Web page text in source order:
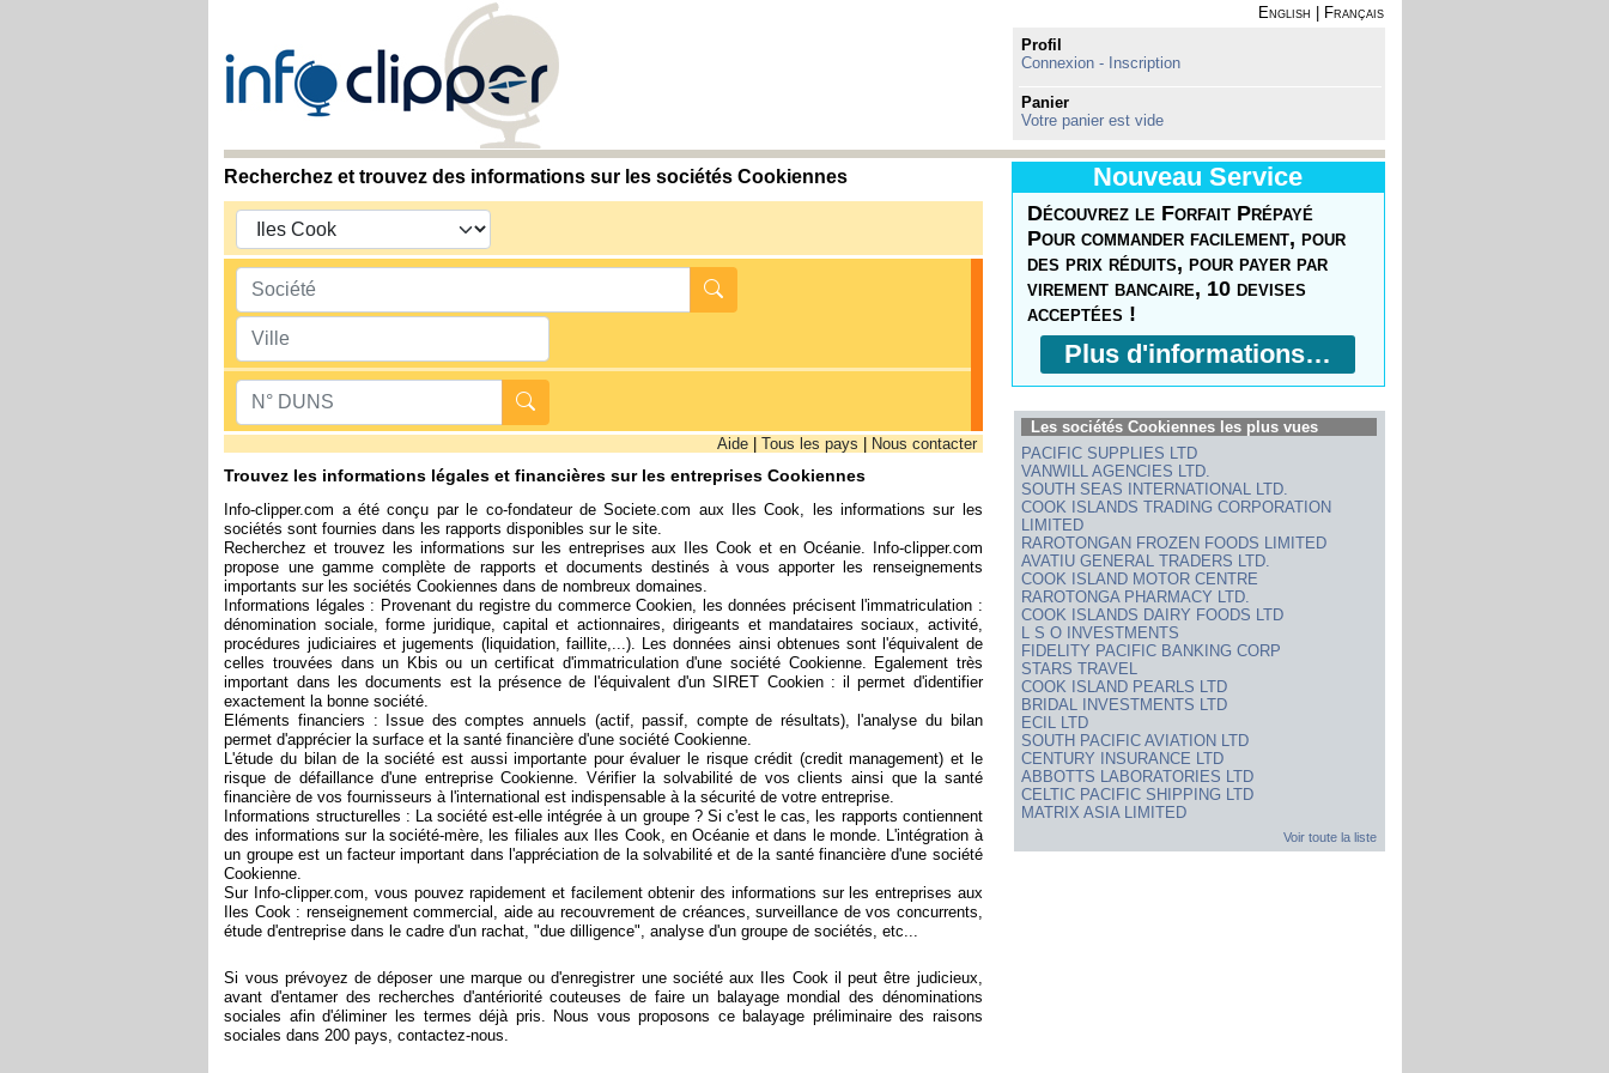
English
Français
Profil
Connexion - Inscription
Panier
Votre panier est vide
Recherchez et trouvez des informations sur les sociétés Cookiennes
Aide| Tous les pays | Nous contacter
Trouvez les informations légales et financières sur les entreprises Cookiennes
Info-clipper.com a été conçu par le co-fondateur de Societe.com aux Iles Cook, les informations sur les
sociétés sont fournies dans les rapports disponibles sur le site.
Recherchez et trouvez les informations sur les entreprises aux Iles Cook et en Océanie. Info-clipper.com
propose une gamme complète de rapports et documents destinés à vous apporter les renseignements
importants sur les sociétés Cookiennes dans de nombreux domaines.
Informations légales : Provenant du registre du commerce Cookien, les données précisent l'immatriculation :
dénomination sociale, forme juridique, capital et actionnaires, dirigeants et mandataires sociaux, activité,
procédures judiciaires et jugements (liquidation, faillite,...). Les données ainsi obtenues sont l'équivalent de
celles trouvées dans un Kbis ou un certificat d'immatriculation d'une société Cookienne. Egalement très
important dans les documents est la présence de l'équivalent d'un SIRET Cookien : il permet d'identifier
exactement la bonne société.
Eléments financiers : Issue des comptes annuels (actif, passif, compte de résultats), l'analyse du bilan
permet d'apprécier la surface et la santé financière d'une société Cookienne.
L'étude du bilan de la société est aussi importante pour évaluer le risque crédit (credit management) et le
risque de défaillance d'une entreprise Cookienne. Vérifier la solvabilité de vos clients ainsi que la santé
financière de vos fournisseurs à l'international est indispensable à la sécurité de votre entreprise.
Informations structurelles : La société est-elle intégrée à un groupe ? Si c'est le cas, les rapports contiennent
des informations sur la société-mère, les filiales aux Iles Cook, en Océanie et dans le monde. L'intégration à
un groupe est un facteur important dans l'appréciation de la solvabilité et de la santé financière d'une société
Cookienne.
Sur Info-clipper.com, vous pouvez rapidement et facilement obtenir des informations sur les entreprises aux
Iles Cook : renseignement commercial, aide au recouvrement de créances, surveillance de vos concurrents,
étude d'entreprise dans le cadre d'un rachat, "due dilligence", analyse d'un groupe de sociétés, etc...
Si vous prévoyez de déposer une marque ou d'enregistrer une société aux Iles Cook il peut être judicieux,
avant d'entamer des recherches d'antériorité couteuses de faire un balayage mondial des dénominations
sociales afin d'éliminer les termes déjà pris. Nous vous proposons ce balayage préliminaire des raisons
sociales dans 200 pays, contactez-nous.
Nouveau Service
Découvrez le Forfait Prépayé
Pour commander facilement, pour
des prix réduits, pour payer par
virement bancaire, 10 devises
acceptées !
Plus d'informations…
Les sociétés Cookiennes les plus vues
PACIFIC SUPPLIES LTD
VANWILL AGENCIES LTD.
SOUTH SEAS INTERNATIONAL LTD.
COOK ISLANDS TRADING CORPORATION
LIMITED
RAROTONGAN FROZEN FOODS LIMITED
AVATIU GENERAL TRADERS LTD.
COOK ISLAND MOTOR CENTRE
RAROTONGA PHARMACY LTD.
COOK ISLANDS DAIRY FOODS LTD
L S O INVESTMENTS
FIDELITY PACIFIC BANKING CORP
STARS TRAVEL
COOK ISLAND PEARLS LTD
BRIDAL INVESTMENTS LTD
ECIL LTD
SOUTH PACIFIC AVIATION LTD
CENTURY INSURANCE LTD
ABBOTTS LABORATORIES LTD
CELTIC PACIFIC SHIPPING LTD
MATRIX ASIA LIMITED
Voir toute la liste